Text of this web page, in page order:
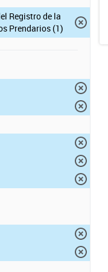
Registro de la
Prendarios (1)